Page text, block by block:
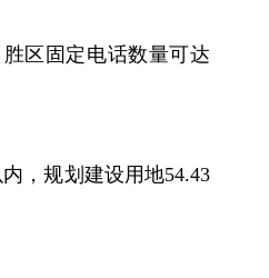
区固定电话数量可达
，规划建设用地54.43